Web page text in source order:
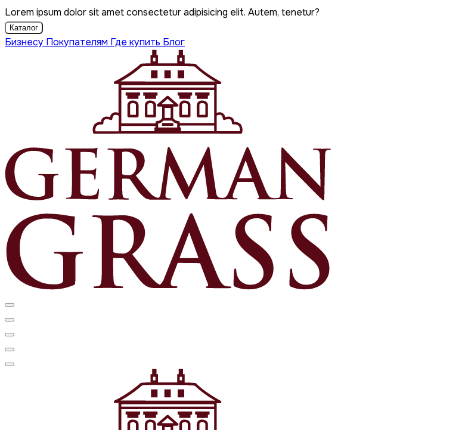
Lorem ipsum dolor sit amet consectetur adipisicing elit. Autem, tenetur?
Каталог
Бизнесу Покупателям Где купить Блог